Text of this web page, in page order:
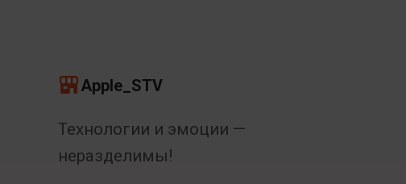
Apple_STV
Технологии и эмоции —
неразделимы!